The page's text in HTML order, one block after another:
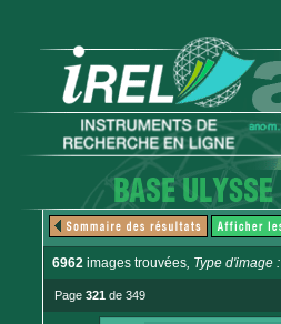
6962 images trouvées, Type d'image :
Page 321 de 349